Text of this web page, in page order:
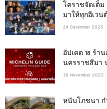
โคราชจัดเต็
มาให้ทุกอีเวนต์
24 December 2025
อัปเดต 18 ร้
นครราชสีมา
30 November 2025
หนับโภชนา ก๋